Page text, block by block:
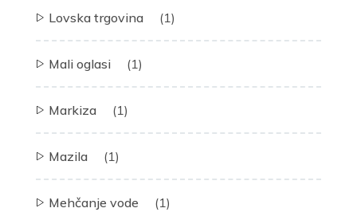
Lovska trgovina (1)
Mali oglasi (1)
Markiza (1)
Mazila (1)
Mehčanje vode (1)